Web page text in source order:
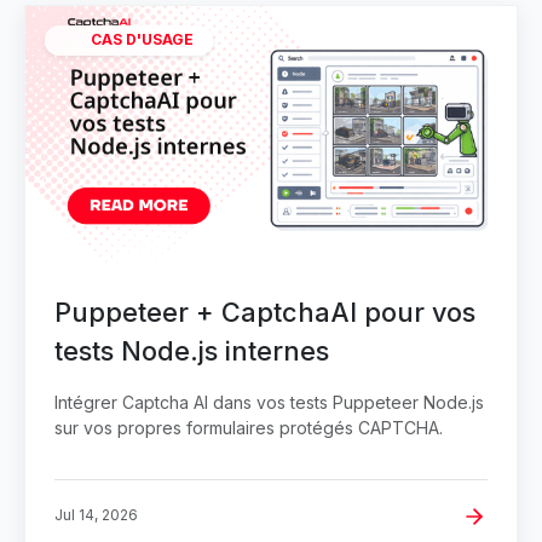
CAS D'USAGE
Puppeteer + CaptchaAI pour vos
tests Node.js internes
Intégrer Captcha AI dans vos tests Puppeteer Node.js
sur vos propres formulaires protégés CAPTCHA.
Jul 14, 2026